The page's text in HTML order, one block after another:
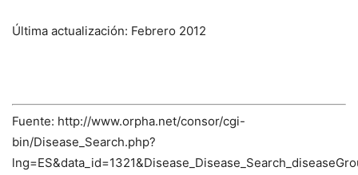
Última actualización: Febrero 2012
Fuente: http://www.orpha.net/consor/cgi-
bin/Disease_Search.php?